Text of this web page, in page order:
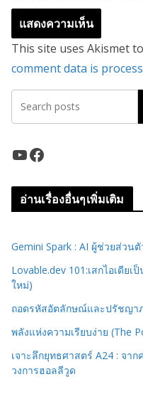
This site uses Akismet
comment data is
YouTube Facebook
อ่านเรื่องอื่นๆเพิ่มเติม
Gemini Spark : AI ผู้ช่วยส่
Lovable.dev 101:เสกไอเดีย
ใหม่)
ถอดรหัสอัตลักษณ์และปรัชญา
พลังแห่งความเรียบง่าย (The
เจาะลึกยุทธศาสตร์ A24 : จ
วงการฮอลลีวูด